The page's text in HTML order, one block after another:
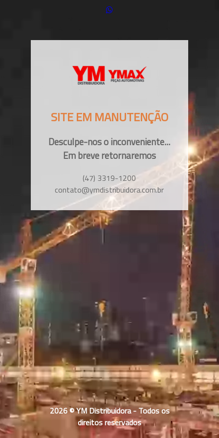
SITE EM MANUTENÇÃO
Desculpe-nos o inconveniente...
Em breve retornaremos
(47) 3319-1200
contato@ymdistribuidora.com.br
2026 © YM Distribuidora - Todos os
direitos reservados